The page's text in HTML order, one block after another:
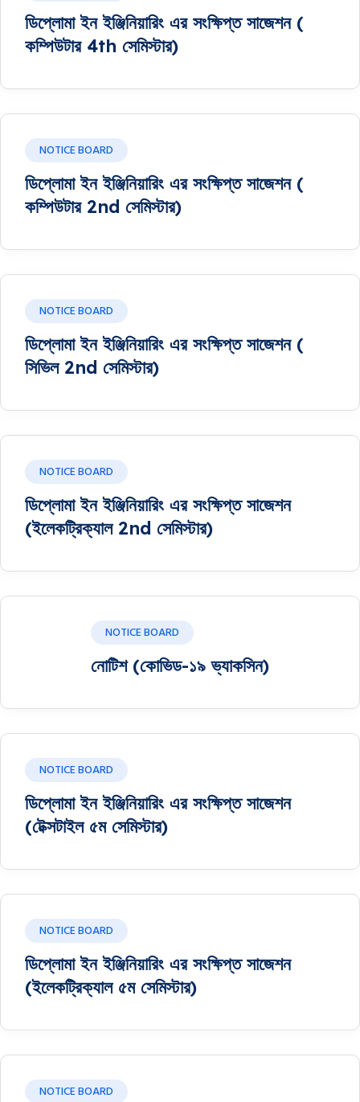
ডিপ্লোমা ইন ইঞ্জিনিয়ারিং এর সংক্ষিপ্ত সাজেশন (
কম্পিউটার 4th সেমিস্টার)
NOTICE BOARD
ডিপ্লোমা ইন ইঞ্জিনিয়ারিং এর সংক্ষিপ্ত সাজেশন (
কম্পিউটার 2nd সেমিস্টার)
NOTICE BOARD
ডিপ্লোমা ইন ইঞ্জিনিয়ারিং এর সংক্ষিপ্ত সাজেশন (
সিভিল 2nd সেমিস্টার)
NOTICE BOARD
ডিপ্লোমা ইন ইঞ্জিনিয়ারিং এর সংক্ষিপ্ত সাজেশন
(ইলেকট্রিক্যাল 2nd সেমিস্টার)
NOTICE BOARD
নোটিশ (কোভিড-১৯ ভ্যাকসিন)
NOTICE BOARD
ডিপ্লোমা ইন ইঞ্জিনিয়ারিং এর সংক্ষিপ্ত সাজেশন
(টেক্সটাইল ৫ম সেমিস্টার)
NOTICE BOARD
ডিপ্লোমা ইন ইঞ্জিনিয়ারিং এর সংক্ষিপ্ত সাজেশন
(ইলেকট্রিক্যাল ৫ম সেমিস্টার)
NOTICE BOARD